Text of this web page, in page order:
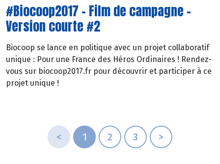
#Biocoop2017 - Film de campagne -
Version courte #2
Biocoop se lance en politique avec un projet collaboratif
unique : Pour une France des Héros Ordinaires ! Rendez-
vous sur biocoop2017.fr pour découvrir et participer à ce
projet unique !
< 1 2 3 >